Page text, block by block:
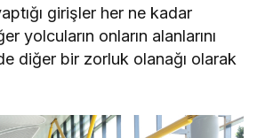
girişler her ne kadar
yolcuların onların alanlarını
diğer bir zorluk olanağı olarak